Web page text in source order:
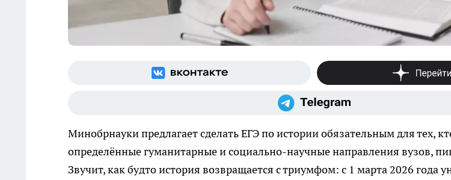
Минобрнауки предлагает сделать ЕГЭ по истории обязательным для тех,
определённые гуманитарные и социально-научные направления вузов,
Звучит, как будто история возвращается с триумфом: с 1 марта 2026 года